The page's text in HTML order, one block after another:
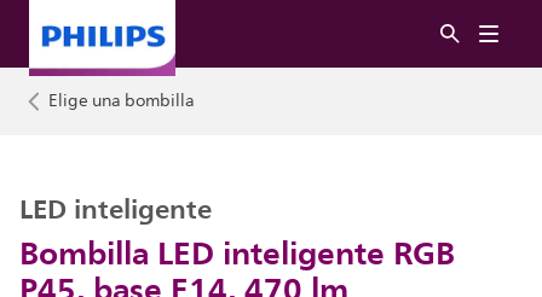
Elige una bombilla
Bombilla LED inteligente RGB
LED inteligente